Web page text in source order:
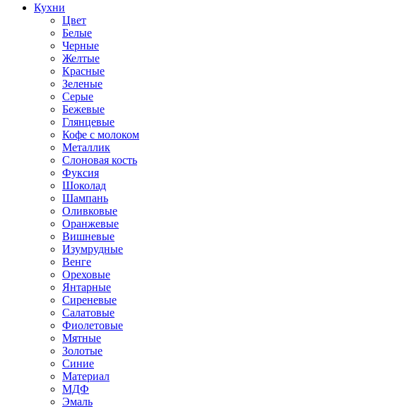
Кухни
Цвет
Белые
Черные
Желтые
Красные
Зеленые
Серые
Бежевые
Глянцевые
Кофе с молоком
Металлик
Слоновая кость
Фуксия
Шоколад
Шампань
Оливковые
Оранжевые
Вишневые
Изумрудные
Венге
Ореховые
Янтарные
Сиреневые
Салатовые
Фиолетовые
Мятные
Золотые
Синие
Материал
МДФ
Эмаль